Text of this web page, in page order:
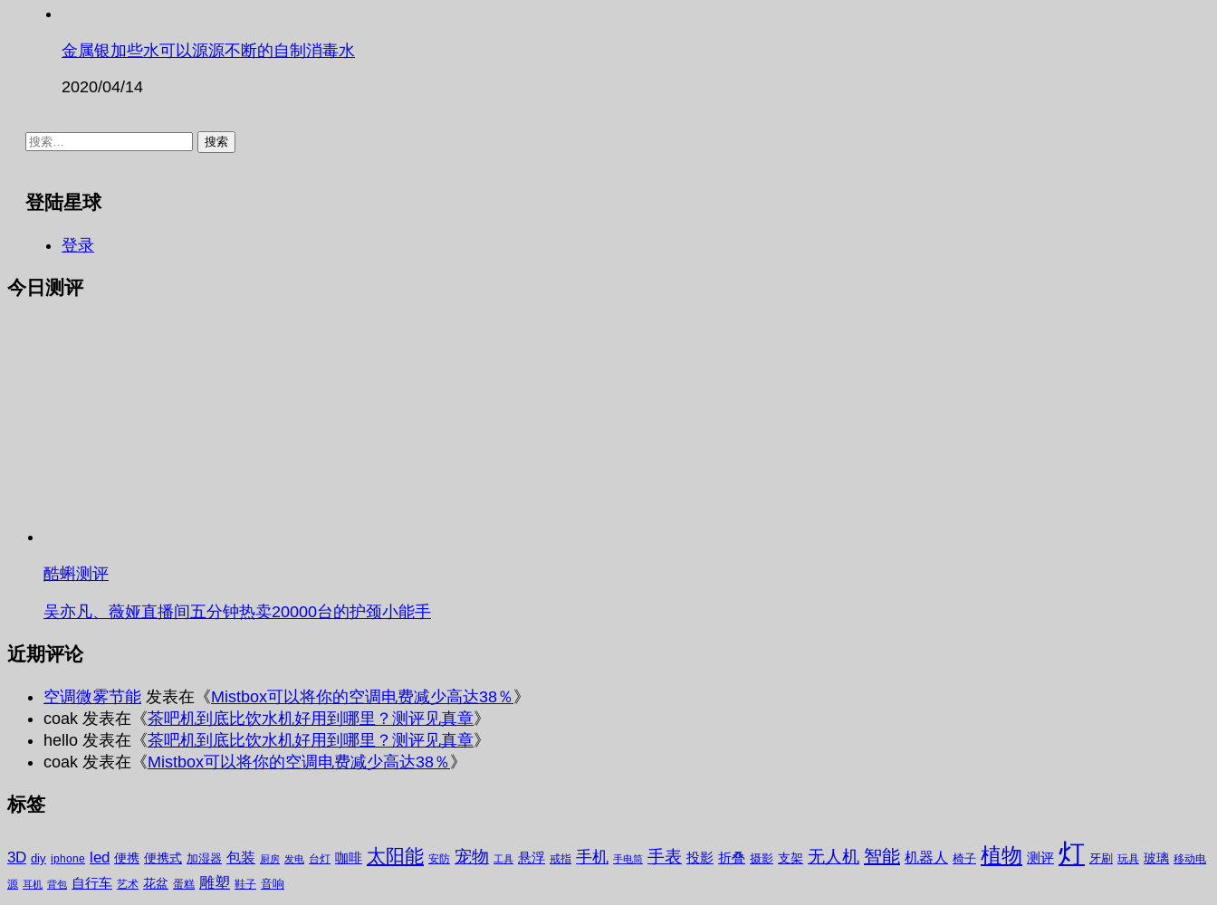
金属银加些水可以源源不断的自制消毒水
2020/04/14
搜
登陆星球
登录
今日测评
酷蝌测评
吴亦凡、薇娅直播间五分钟热卖20000台的护颈小能手
近期评论
空调微雾节能 发表在《Mistbox可以将你的空调电费减少高达38％ 》
coak 发表在《茶吧机到底比饮水机好用到哪里？测评见真章》
hello 发表在《茶吧机到底比饮水机好用到哪里？测评见真章》
coak 发表在《Mistbox可以将你的空调电费减少高达38％ 》
标签
3D diy iphone led 便携 便携式 加湿器 包装 厨房 发电 台灯 咖啡 太阳能 安防 宠物 工具 悬浮 戒指 手机 手电筒 手表 投影 折叠 摄影 支架 无人机 智能 机器人 椅子 植物 测评 灯 牙刷 玩具 玻璃 移动电
源 耳机 背包 自行车 艺术 花盆 蛋糕 雕塑 鞋子 音响